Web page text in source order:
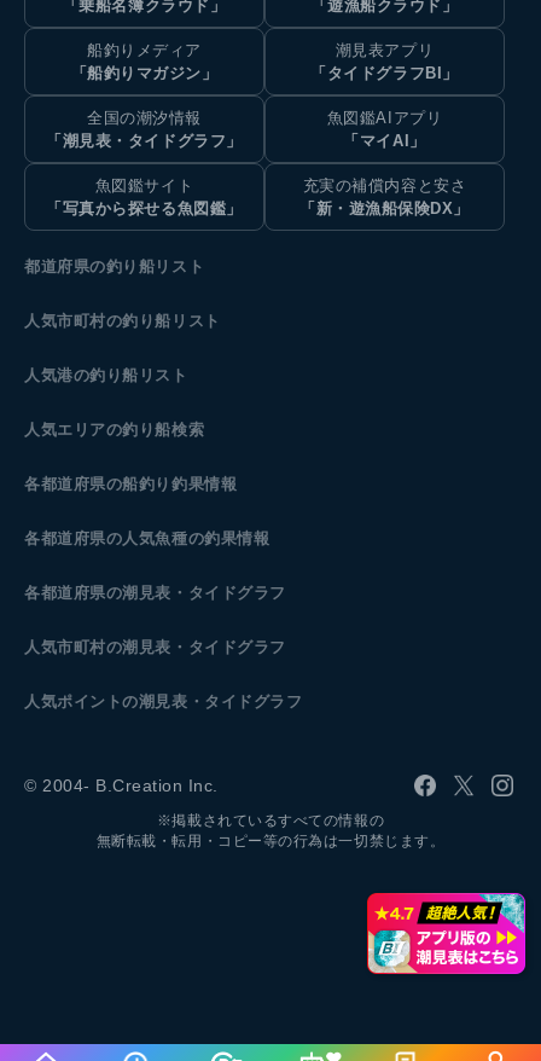
「乗船名簿クラウド」
「遊漁船クラウド」
船釣りメディア
「船釣りマガジン」
潮見表アプリ
「タイドグラフBI」
全国の潮汐情報
「潮見表・タイドグラフ」
魚図鑑AIアプリ
「マイAI」
魚図鑑サイト
「写真から探せる魚図鑑」
充実の補償内容と安さ
「新・遊漁船保険DX」
都道府県の釣り船リスト
人気市町村の釣り船リスト
人気港の釣り船リスト
人気エリアの釣り船検索
各都道府県の船釣り釣果情報
各都道府県の人気魚種の釣果情報
各都道府県の潮見表 ・タイドグラフ
人気市町村の潮見表・タイドグラフ
人気ポイントの潮見表・タイドグラフ
© 2004- B.Creation Inc.
※掲載されているすべての情報の
無断転載・転用・コピー等の行為は一切禁じます。